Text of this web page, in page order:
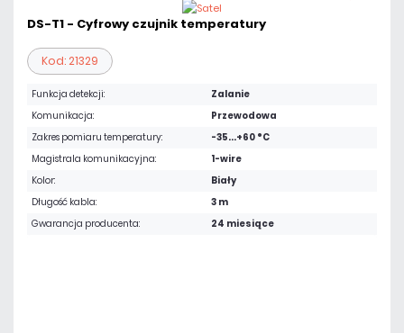
DS-T1 - Cyfrowy czujnik temperatury
Kod: 21329
Funkcja detekcji:
Zalanie
Komunikacja:
Przewodowa
Zakres pomiaru temperatury:
-35...+60 °C
Magistrala komunikacyjna:
1-wire
Kolor:
Biały
Długość kabla:
3 m
Gwarancja producenta:
24 miesiące